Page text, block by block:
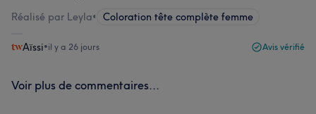
Réalisé par Leyla• Coloration tête complète femme
Aïssi•il y a 26 jours Avis vérifié
Voir plus de commentaires...